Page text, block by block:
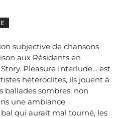
subjective de chansons
aux Résidents en
Pleasure Interlude… est
hétéroclites, ils jouent à
ballades sombres, non
une ambiance
qui aurait mal tourné, les